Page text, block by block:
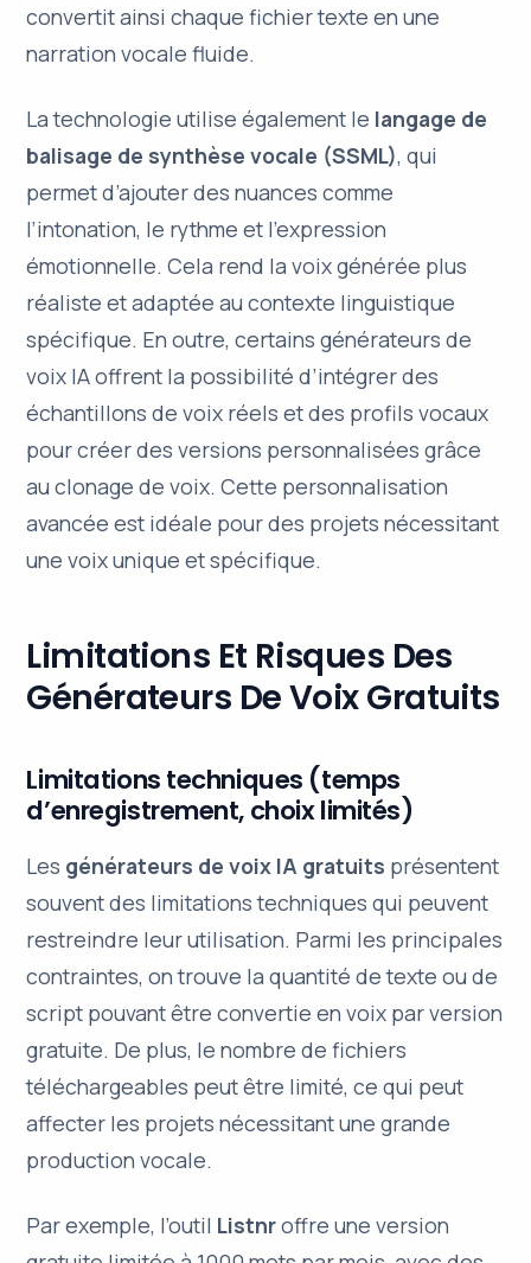
convertit ainsi chaque fichier texte en une
narration vocale fluide.
La technologie utilise également le langage de
balisage de synthèse vocale (SSML), qui
permet d’ajouter des nuances comme
l’intonation, le rythme et l’expression
émotionnelle. Cela rend la voix générée plus
réaliste et adaptée au contexte linguistique
spécifique. En outre, certains générateurs de
voix IA offrent la possibilité d’intégrer des
échantillons de voix réels et des profils vocaux
pour créer des versions personnalisées grâce
auclonage de voix. Cette personnalisation
avancée est idéale pour des projets nécessitant
une voix unique et spécifique.
Limitations Et Risques Des
Générateurs De Voix Gratuits
Limitations techniques (temps
d’enregistrement, choix limités)
Les générateurs de voix IA gratuits présentent
souvent des limitations techniques qui peuvent
restreindre leur utilisation. Parmi les principales
contraintes, on trouve la quantité de texte ou de
script pouvant être convertie en voix par version
gratuite. De plus, le nombre de fichiers
téléchargeables peut être limité, ce qui peut
affecter les projets nécessitant une grande
production vocale.
Par exemple, l’outil Listnroffre une version